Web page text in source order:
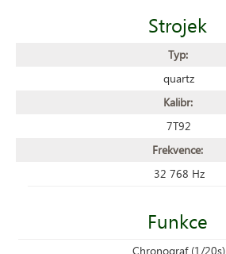
Strojek
Typ:
quartz
Kalibr:
7T92
Frekvence:
32 768 Hz
Funkce
Chronograf (1/20s)